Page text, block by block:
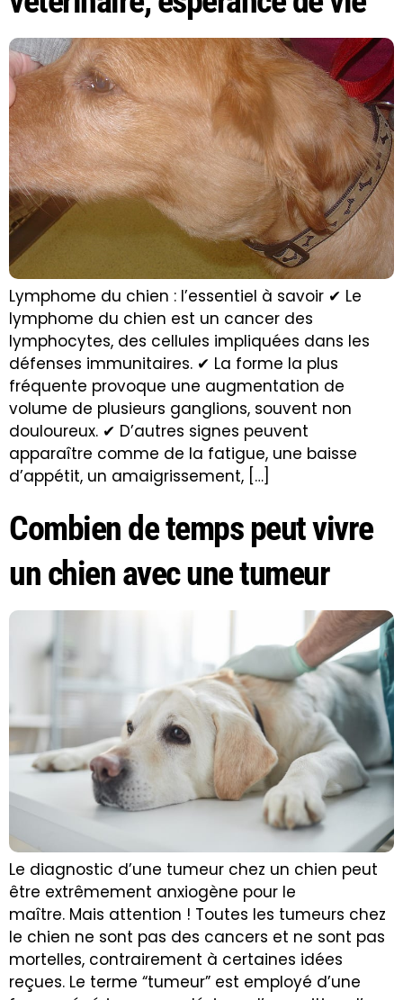
Lymphome du chien : l’essentiel à savoir ✔ Le
lymphome du chien est un cancer des
lymphocytes, des cellules impliquées dans les
défenses immunitaires. ✔ La forme la plus
fréquente provoque une augmentation de
volume de plusieurs ganglions, souvent non
douloureux. ✔ D’autres signes peuvent
apparaître comme de la fatigue, une baisse
d’appétit, un amaigrissement, […]
Combien de temps peut vivre
un chien avec une tumeur
Le diagnostic d’une tumeur chez un chien peut
être extrêmement anxiogène pour le
maître. Mais attention ! Toutes les tumeurs chez
le chien ne sont pas des cancers et ne sont pas
mortelles, contrairement à certaines idées
reçues. Le terme “tumeur” est employé d’une